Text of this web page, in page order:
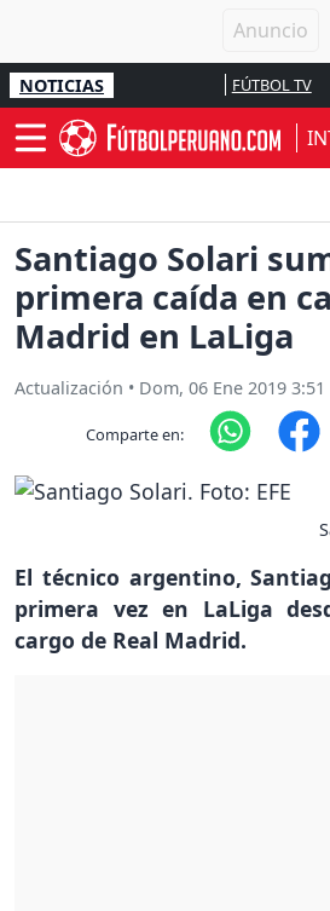
NOTICIAS FÚTBOL TV
Santiago Solari
primera caída en
Madrid en LaLiga
Actualización • Dom, 06 Ene 2019
Comparte en:
El técnico argentino,
primera vez en LaLiga
cargo de Real Madrid.